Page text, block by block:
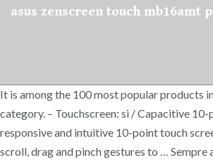
asus zenscreen touch mb16amt
It is among the 100 most popular products
category. – Touchscreen: si / Capacitive
responsive and intuitive 10-point touch
scroll, drag and pinch gestures to … Sempre